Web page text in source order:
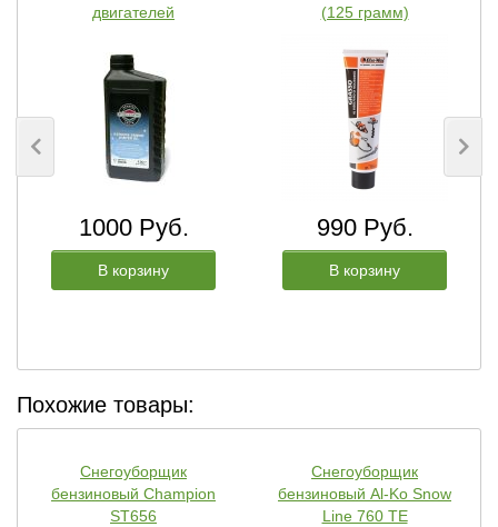
двигателей
1000 Руб.
В корзину
(125 грамм)
990 Руб.
В корзину
Похожие товары:
Снегоуборщик
бензиновый Champion
ST656
Снегоуборщик
бензиновый Al-Ko Snow
Line 760 TE